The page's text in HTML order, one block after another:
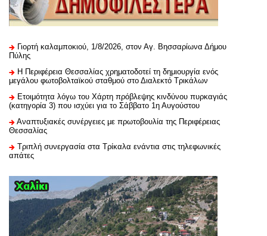
Γιορτή καλαμποκιού, 1/8/2026, στον Αγ. Βησσαρίωνα Δήμου
Πύλης
H Περιφέρεια Θεσσαλίας χρηματοδοτεί τη δημιουργία ενός
μεγάλου φωτοβολταϊκού σταθμού στο Διαλεκτό Τρικάλων
Ετοιμότητα λόγω του Χάρτη πρόβλεψης κινδύνου πυρκαγιάς
(κατηγορία 3) που ισχύει για το Σάββατο 1η Αυγούστου
Αναπτυξιακές συνέργειες με πρωτοβουλία της Περιφέρειας
Θεσσαλίας
Τριπλή συνεργασία στα Τρίκαλα ενάντια στις τηλεφωνικές
απάτες